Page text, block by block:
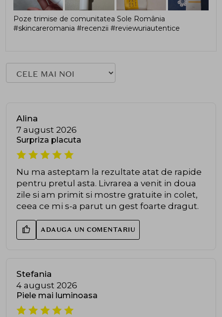
Poze trimise de comunitatea Sole România
#skincareromania #recenzii #reviewuriautentice
Alina
7 august 2026
Surpriza placuta
Nu ma asteptam la rezultate atat de rapide
pentru pretul asta. Livrarea a venit in doua
zile si am primit si mostre gratuite in colet,
ceea ce mi s-a parut un gest foarte dragut.
ADAUGA UN COMENTARIU
Stefania
4 august 2026
Piele mai luminoasa